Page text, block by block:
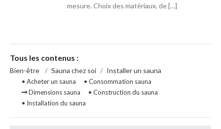
mesure. Choix des matériaux, de […]
Tous les contenus :
Bien-être / Sauna chez soi / Installer un sauna
• Acheter un sauna
• Consommation sauna
Dimensions sauna
• Construction du sauna
• Installation du sauna